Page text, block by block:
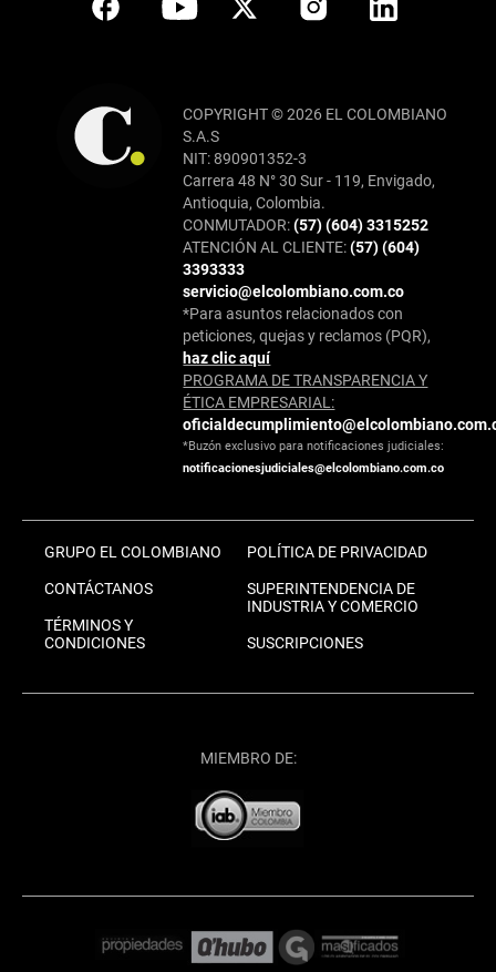
COPYRIGHT © 2026 EL COLOMBIANO
S.A.S
NIT: 890901352-3
Carrera 48 N° 30 Sur - 119, Envigado,
Antioquia, Colombia.
CONMUTADOR:(57) (604) 3315252
ATENCIÓN AL CLIENTE:(57) (604)
3393333
servicio@elcolombiano.com.co
*Para asuntos relacionados con
peticiones, quejas y reclamos (PQR),
haz clic aquí
PROGRAMA DE TRANSPARENCIA Y
ÉTICA EMPRESARIAL:
*Buzón exclusivo para notificaciones judiciales:
notificacionesjudiciales@elcolombiano.com.co
GRUPO EL COLOMBIANO
CONTÁCTANOS
TÉRMINOS Y
CONDICIONES
POLÍTICA DE PRIVACIDAD
SUPERINTENDENCIA DE
INDUSTRIA Y COMERCIO
SUSCRIPCIONES
MIEMBRO DE: